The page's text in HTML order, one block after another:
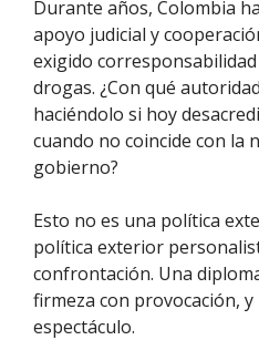
Durante años, Colombia
apoyo judicial y
exigido
drogas. ¿Con qué
haciéndolo si hoy
cuando no coincide con la
gobierno?
Esto no es una política
política exterior
confrontación. Una
firmeza con provocación,
espectáculo.